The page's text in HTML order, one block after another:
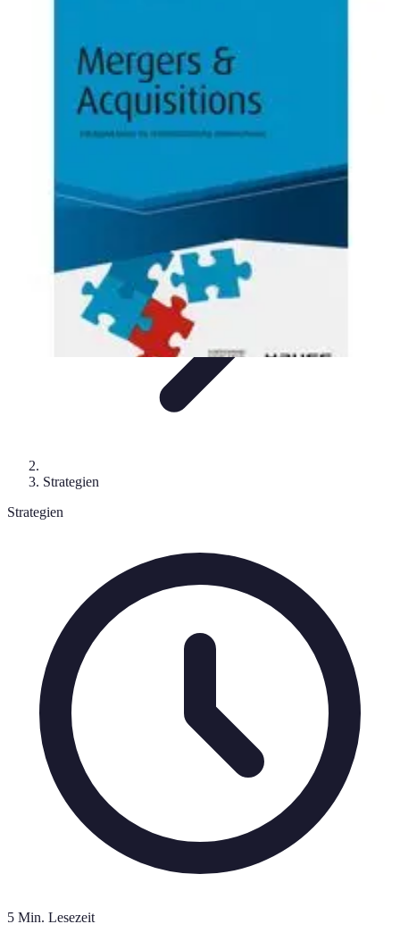
Kundenmanagement Nachhaltigkeit
Business Entwicklung
Strategien
Strategien
5 Min. Lesezeit